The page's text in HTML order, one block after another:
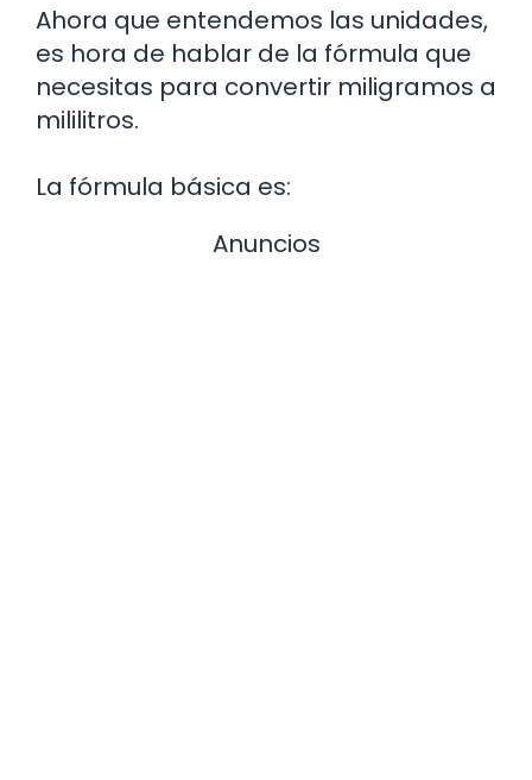
Ahora que entendemos las unidades,
es hora de hablar de la fórmula que
necesitas para convertir miligramos a
mililitros.
La fórmula básica es:
Anuncios